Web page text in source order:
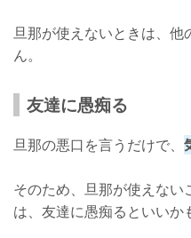
旦那が使えないときは、
ん。
友達に愚痴る
旦那の悪口を言うだけで、
そのため、旦那が使えない
は、友達に愚痴るといいか